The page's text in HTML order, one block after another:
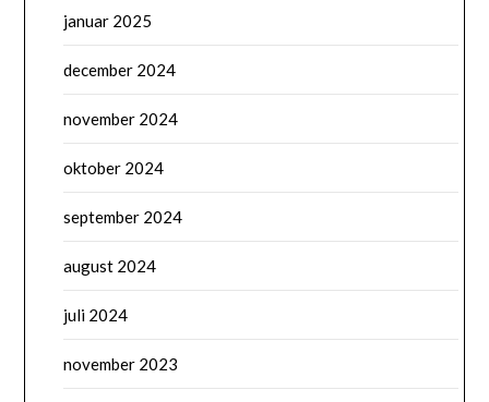
januar 2025
december 2024
november 2024
oktober 2024
september 2024
august 2024
juli 2024
november 2023